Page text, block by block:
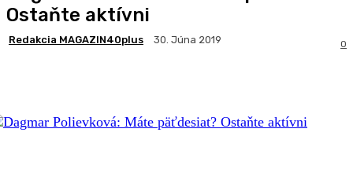
Ostaňte aktívni
Redakcia MAGAZIN40plus 30. Júna 2019 0